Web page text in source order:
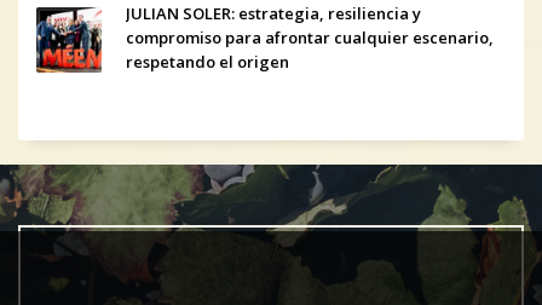
JULIAN SOLER: estrategia, resiliencia y
compromiso para afrontar cualquier escenario,
respetando el origen